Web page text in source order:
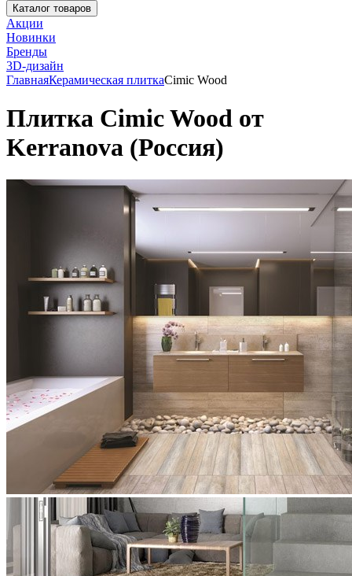
Каталог товаров
Акции
Новинки
Бренды
3D-дизайн
ГлавнаяКерамическая плиткаCimic Wood
Плитка Cimic Wood от
Kerranova (Россия)